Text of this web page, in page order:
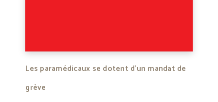
Les paramédicaux se dotent d’un mandat de
grève